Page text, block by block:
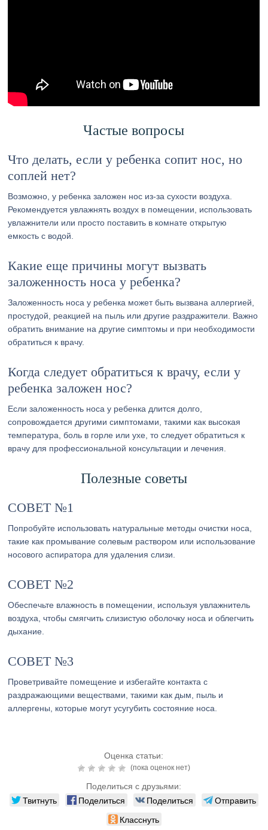
Частые вопросы
Что делать, если у ребенка сопит нос, но
соплей нет?
Возможно, у ребенка заложен нос из-за сухости воздуха.
Рекомендуется увлажнять воздух в помещении, использовать
увлажнители или просто поставить в комнате открытую
емкость с водой.
Какие еще причины могут вызвать
заложенность носа у ребенка?
Заложенность носа у ребенка может быть вызвана аллергией,
простудой, реакцией на пыль или другие раздражители. Важно
обратить внимание на другие симптомы и при необходимости
обратиться к врачу.
Когда следует обратиться к врачу, если у
ребенка заложен нос?
Если заложенность носа у ребенка длится долго,
сопровождается другими симптомами, такими как высокая
температура, боль в горле или ухе, то следует обратиться к
врачу для профессиональной консультации и лечения.
Полезные советы
СОВЕТ №1
Попробуйте использовать натуральные методы очистки носа,
такие как промывание солевым раствором или использование
носового аспиратора для удаления слизи.
СОВЕТ №2
Обеспечьте влажность в помещении, используя увлажнитель
воздуха, чтобы смягчить слизистую оболочку носа и облегчить
дыхание.
СОВЕТ №3
Проветривайте помещение и избегайте контакта с
раздражающими веществами, такими как дым, пыль и
аллергены, которые могут усугубить состояние носа.
Оценка статьи:
(пока оценок нет)
Поделиться с друзьями:
Твитнуть Поделиться Поделиться
Отправить
Класснуть